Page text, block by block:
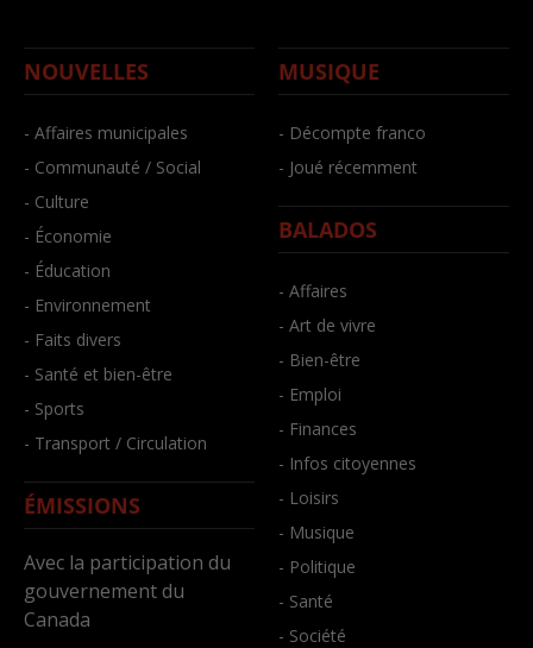
NOUVELLES
- Affaires municipales
- Communauté / Social
- Culture
- Économie
- Éducation
- Environnement
- Faits divers
- Santé et bien-être
- Sports
- Transport / Circulation
ÉMISSIONS
Avec la participation du
gouvernement du
Canada
MUSIQUE
- Décompte franco
- Joué récemment
BALADOS
- Affaires
- Art de vivre
- Bien-être
- Emploi
- Finances
- Infos citoyennes
- Loisirs
- Musique
- Politique
- Santé
- Société